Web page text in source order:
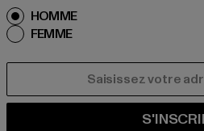
HOMME
FEMME